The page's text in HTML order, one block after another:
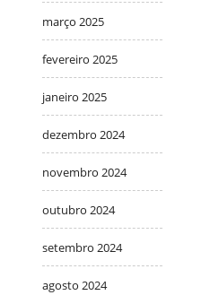
março 2025
fevereiro 2025
janeiro 2025
dezembro 2024
novembro 2024
outubro 2024
setembro 2024
agosto 2024